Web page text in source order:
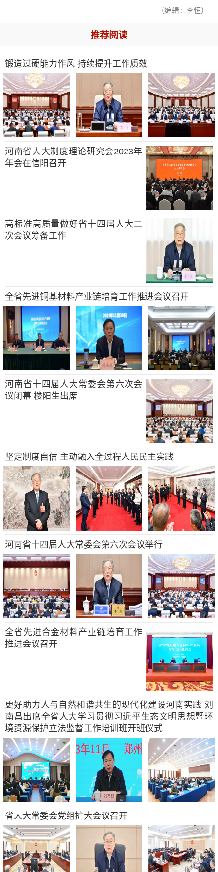
（编辑：李恒）
推荐阅读
锻造过硬能力作风 持续提升工作质效
河南省人大制度理论研究会2023年
年会在信阳召开
高标准高质量做好省十四届人大二
次会议筹备工作
全省先进铜基材料产业链培育工作推进会议召开
河南省十四届人大常委会第六次会
议闭幕 楼阳生出席
坚定制度自信 主动融入全过程人民民主实践
河南省十四届人大常委会第六次会议举行
全省先进合金材料产业链培育工作
推进会议召开
更好助力人与自然和谐共生的现代化建设河南实践 刘
南昌出席全省人大学习贯彻习近平生态文明思想暨环
境资源保护立法监督工作培训班开班仪式
省人大常委会党组扩大会议召开